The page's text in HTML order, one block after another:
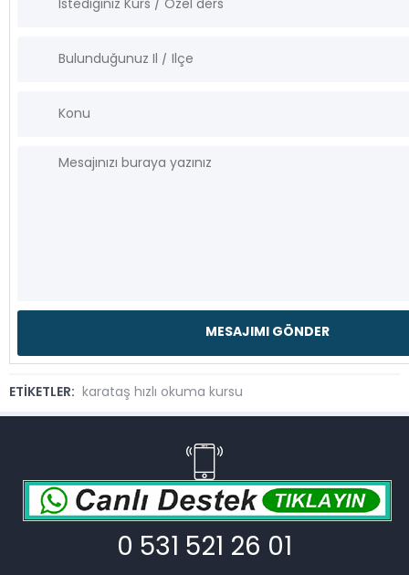
ETİKETLER: karataş hızlı okuma kursu
0 531 521 26 01